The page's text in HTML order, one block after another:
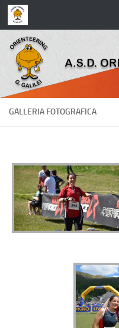
Salta al contenuto
GALLERIA FOTOGRAFICA